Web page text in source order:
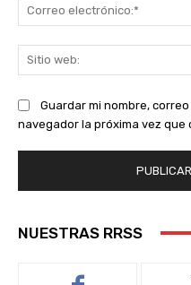
Guardar mi nombre,
navegador la próxima vez que
NUESTRAS RRSS